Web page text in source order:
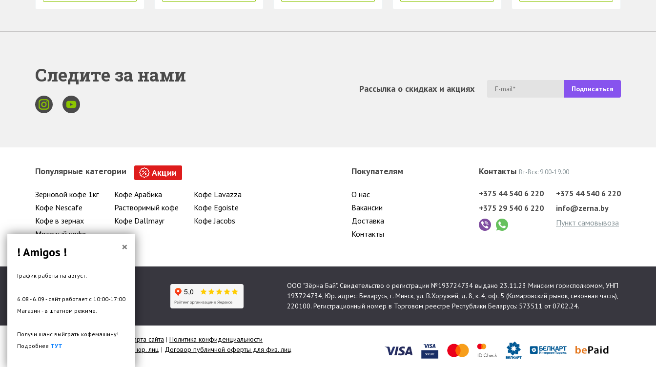
Следите за нами
Рассылка о скидках и акциях
Популярные категории Акции
Зерновой кофе 1кг Кофе Арабика
Кофе Lavazza
Кофе Nescafe
Растворимый кофе
Кофе Egoiste
Кофе в зернах
Кофе Dallmayr
Кофе Jacobs
Молотый кофе
Покупателям
О нас
Вакансии
Доставка
Контакты
Контакты Вт-Вск: 9.00-19.00
+375 44 540 6 220
+375 29 540 6 220
+375 44 540 6 220
info@zerna.by
Пункт самовывоза
Гипермаркет кофе и чая
ООО "Зёрна Бай". Свидетельство о регистрации №193724734 выдано 23.11.23 Минским горисполкомом, УНП
193724734, Юр. адрес: Беларусь, г. Минск, ул. В.Хоружей, д. 8, к. 4, оф. 5 (Комаровский рынок, сезонная часть),
220100. Регистрационный номер в Торговом реестре Республики Беларусь: 573511 от 07.02.24.
© 2026 Все права защищены | Карта сайта | Политика конфиденциальности
Договор публичной оферты для юр. лиц | Договор публичной оферты для физ. лиц
×
! Amigos !
График работы на август:
6.08 - 6.09 - сайт работает с 10:00-17:00
Магазин - в штатном режиме.
Получи шанс выйграть кофемашину!
Подробнее ТУТ